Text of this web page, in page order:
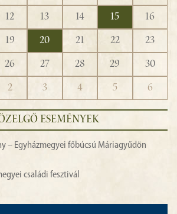
12 13 14 15
16
19 20 21 22
23
26 27 28 29
30
2 3 4 5 6
ESEMÉNYEK
– Egyházmegyei főbúcsú Máriagyűdön
családi fesztivál